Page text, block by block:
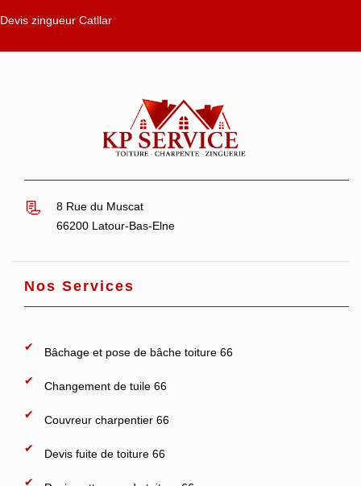
Devis zingueur Catllar
8 Rue du Muscat
66200 Latour-Bas-Elne
Nos Services
Bâchage et pose de bâche toiture 66
Changement de tuile 66
Couvreur charpentier 66
Devis fuite de toiture 66